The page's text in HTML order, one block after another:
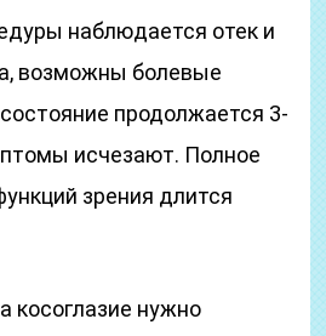
наблюдается отек и
возможны болевые
продолжается 3-
исчезают. Полное
зрения длится
косоглазие нужно